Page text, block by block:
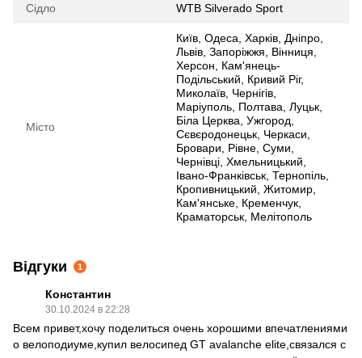
Сідло WTB Silverado Sport
Місто
Київ, Одеса, Харків, Дніпро,
Львів, Запоріжжя, Вінниця,
Херсон, Кам'янець-
Подільський, Кривий Ріг,
Миколаїв, Чернігів,
Маріуполь, Полтава, Луцьк,
Біла Церква, Ужгород,
Сєвєродонецьк, Черкаси,
Бровари, Рівне, Суми,
Чернівці, Хмельницький,
Івано-Франківськ, Тернопіль,
Кропивницький, Житомир,
Кам'янське, Кременчук,
Краматорськ, Мелітополь
Відгуки 1
Константин
30.10.2024 в 22:28
Всем привет,хочу поделиться очень хорошими впечатлениями
о велоподиуме,купил велосипед GT avalanche elite,связался с